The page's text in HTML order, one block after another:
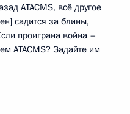
ATACMS, всё другое
садится за блины,
проиграна война –
ATACMS? Задайте им